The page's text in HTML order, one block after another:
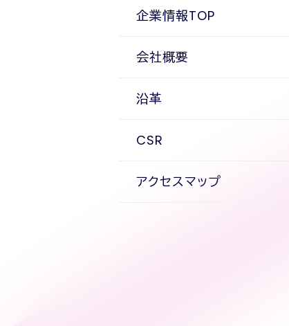
企業情報TOP
会社概要
沿革
CSR
アクセスマップ